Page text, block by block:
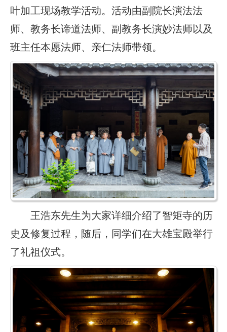
叶加工现场教学活动。活动由副院长演法法
师、教务长谛道法师、副教务长演妙法师以及
班主任本愿法师、亲仁法师带领。
王浩东先生为大家详细介绍了智矩寺的历
史及修复过程，随后，同学们在大雄宝殿举行
了礼祖仪式。